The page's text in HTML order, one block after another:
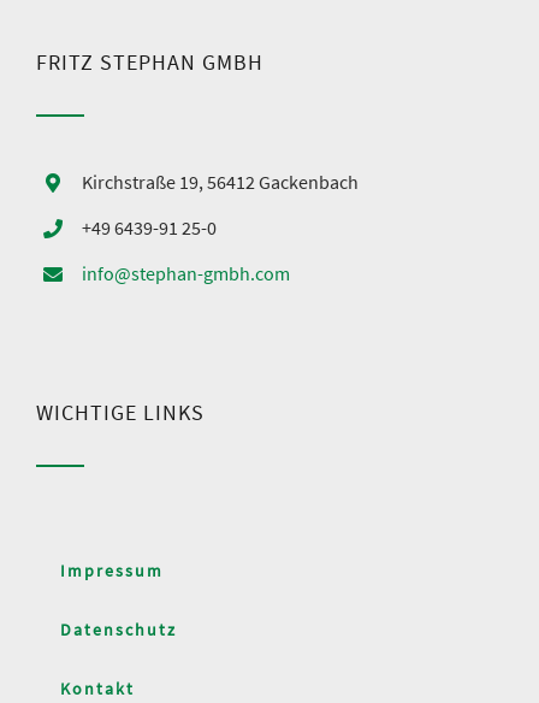
FRITZ STEPHAN GMBH
Kirchstraße 19, 56412 Gackenbach
+49 6439-91 25-0
info@stephan-gmbh.com
WICHTIGE LINKS
Impressum
Datenschutz
Kontakt